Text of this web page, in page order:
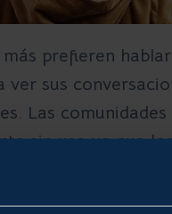
prefieren
sus
Las
sin uso ya que
qué
a más personas